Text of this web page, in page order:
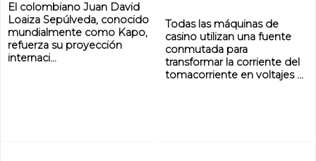
El colombiano Juan David
Loaiza Sepúlveda, conocido
mundialmente como Kapo,
refuerza su proyección
internaci...
Todas las máquinas de
casino utilizan una fuente
conmutada para
transformar la corriente del
tomacorriente en voltajes ...